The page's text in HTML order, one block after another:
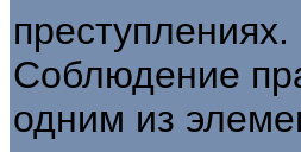
преступлениях.
Соблюдение
одним из